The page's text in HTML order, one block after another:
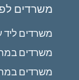
משרדים
משרדים ליד
משרדים
משרדים